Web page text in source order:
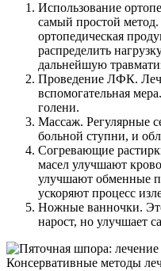
Использование
самый простой
ортопедическая
распределить
дальнейшую
Проведение ЛФК.
вспомогательная
голени.
Массаж. Регулярные
больной ступни, и
Согревающие
масел улучшают
улучшают обменные
ускоряют процесс
Ножные ванночки.
нарост, но улучшает
Консервативные методы